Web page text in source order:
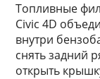
Топливные
Civic 4D
внутри
снять задний
открыть